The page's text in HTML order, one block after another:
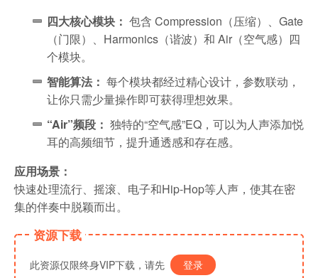
四大核心模块： 包含 Compression（压缩）、Gate
（门限）、Harmonics（谐波）和 Air（空气感）四
个模块。
智能算法： 每个模块都经过精心设计，参数联动，
让你只需少量操作即可获得理想效果。
“Air”频段： 独特的“空气感”EQ，可以为人声添加悦
耳的高频细节，提升通透感和存在感。
应用场景：
快速处理流行、摇滚、电子和Hip-Hop等人声，使其在密
集的伴奏中脱颖而出。
资源下载
此资源仅限终身VIP下载，请先 登录